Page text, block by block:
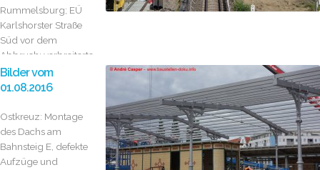
Rummelsburg; EÜ
Karlshorster Straße
Süd vor dem
Abbruch; verbreiterte
Hauptstraße...
Bilder vom
01.08.2016
Ostkreuz: Montage
des Dachs am
Bahnsteig E, defekte
Aufzüge und